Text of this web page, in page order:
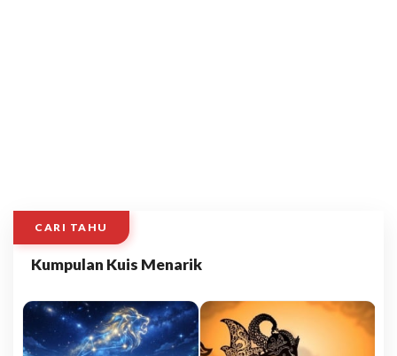
CARI TAHU
Kumpulan Kuis Menarik